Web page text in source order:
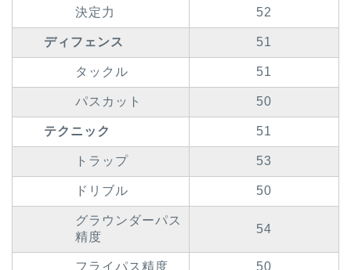
決定力 52
ディフェンス 51
タックル 51
パスカット 50
テクニック 51
トラップ 53
ドリブル 50
グラウンダーパス
精度
54
フライパス精度 50